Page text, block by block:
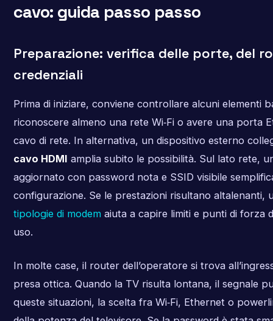
cavo: guida passo passo
Preparazione: verifica delle porte, del
credenziali
Prima di iniziare, conviene controllare alcuni elementi
riconoscere almeno una rete Wi‑Fi o avere una porta
cavo di rete. In alternativa, un dispositivo esterno
cavo HDMI amplia subito le possibilità. Sul lato rete,
aggiornato con password nota e SSID visibile
configurazione. Se le prestazioni risultano altalenanti,
tipologie di modemaiuta a capire limiti e punti di forza
uso.
In molte case, il router dell’operatore si trova
presa ottica. Quando la TV risulta lontana, il segnale
queste situazioni, la scelta fra Wi‑Fi, Ethernet o